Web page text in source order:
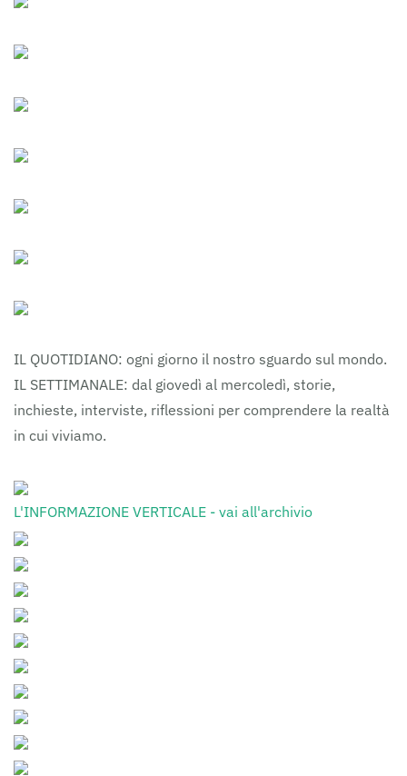
IL QUOTIDIANO: ogni giorno il nostro sguardo sul mondo.
IL SETTIMANALE: dal giovedì al mercoledì, storie,
inchieste, interviste, riflessioni per comprendere la realtà
in cui viviamo.
L'INFORMAZIONE VERTICALE - vai all'archivio